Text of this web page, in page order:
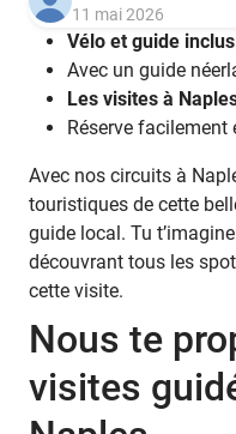
11 mai 2026
Vélo et guide
Avec un guide
Les visites à
Réserve facilement
Avec nos circuits à
touristiques de cette
guide local. Tu
découvrant tous les
cette visite.
Nous te
visites